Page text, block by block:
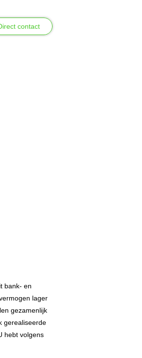
contact
bank- en
lager
gezamenlijk
gerealiseerde
hebt volgens